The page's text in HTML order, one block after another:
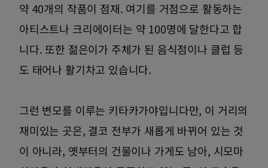
약 40개의 작품이 점재. 여기를 거점으로 활동하는
아티스트나 크리에이터는 약 100명에 달한다고 합
니다. 또한 젊은이가 주체가 된 음식점이나 클럽 등
도 태어나 활기차고 있습니다.
그런 변모를 이루는 키타카가야입니다만, 이 거리의
재미있는 곳은, 결코 전부가 새롭게 바뀌어 있는 것
이 아니라, 옛부터의 건물이나 가게도 남아, 시모마